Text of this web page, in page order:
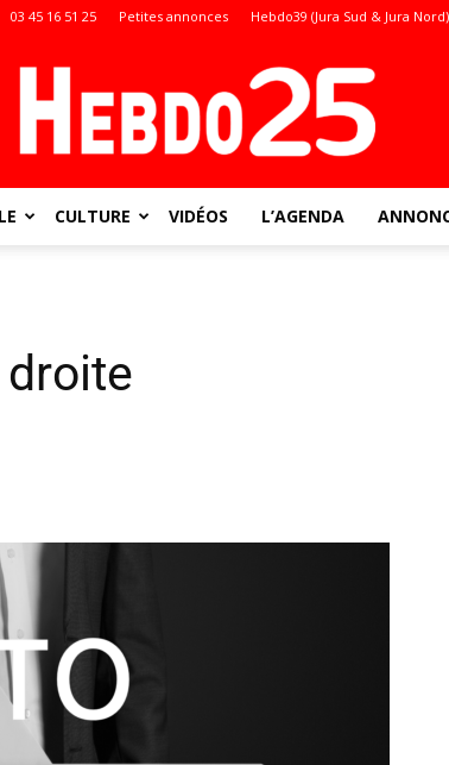
03 45 16 51 25 Petites annonces Hebdo39 (Jura Sud & Jura Nord)
toute
CULTURE VIDÉOS L’AGENDA